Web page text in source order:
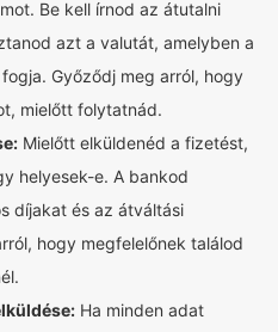
Be kell írnod az átutalni
azt a valutát, amelyben a
Győződj meg arról, hogy
mielőtt folytatnád.
Mielőtt elküldenéd a fizetést,
helyesek-e. A bankod
díjakat és az átváltási
hogy megfelelőnek találod
Ha minden adat